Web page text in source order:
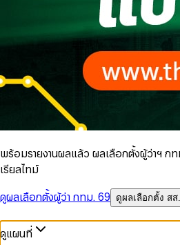
พร้อมรายงานผลแล้ว ผลเลือกตั้งผู้ว่าฯ ก
เรียลไทม์
ดูผลเลือกตั้งผู้ว่า กทม. 69
ดูผลเลือกตั้ง สส
ดูแผนที่